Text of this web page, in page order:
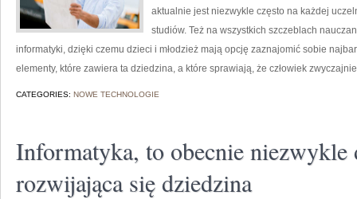
aktualnie jest niezwykle często na każdej
studiów. Też na wszystkich szczeblach
informatyki, dzięki czemu dzieci i młodzież mają opcję zaznajomić sobie
elementy, które zawiera ta dziedzina, a które sprawiają, że człowiek
CATEGORIES: NOWE TECHNOLOGIE
Informatyka, to obecnie niezwykle
rozwijająca się dziedzina